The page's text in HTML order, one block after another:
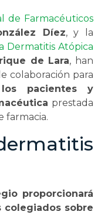
de Farmacéuticos
Díez, y la
Dermatitis Atópica
de Lara, han
colaboración para
pacientes y
prestada
farmacia.
proporcionará
sobre